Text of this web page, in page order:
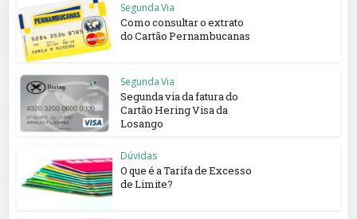
Segunda Via
Como consultar o extrato
do Cartão Pernambucanas
Segunda Via
Segunda via da fatura do
Cartão Hering Visa da
Losango
Dúvidas
O que é a Tarifa de Excesso
de Limite?